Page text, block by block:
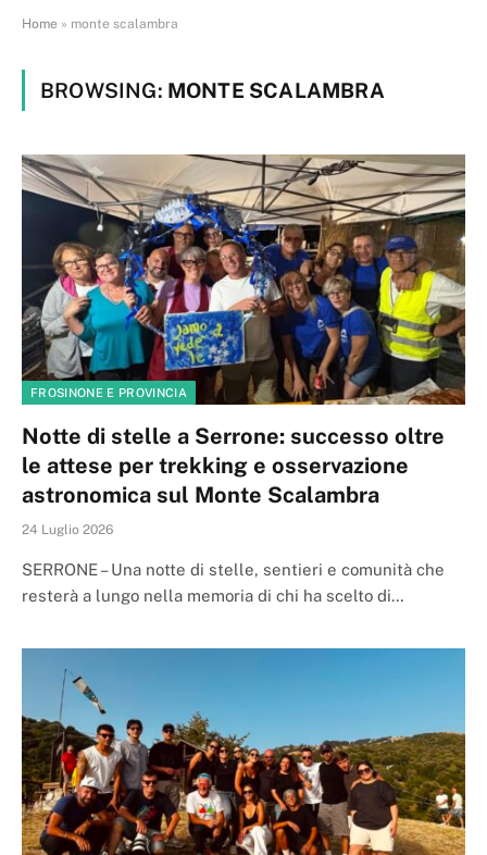
Home » monte scalambra
BROWSING: MONTE SCALAMBRA
FROSINONE E PROVINCIA
Notte di stelle a Serrone: successo oltre
le attese per trekking e osservazione
astronomica sul Monte Scalambra
24 Luglio 2026
SERRONE – Una notte di stelle, sentieri e comunità che
resterà a lungo nella memoria di chi ha scelto di…